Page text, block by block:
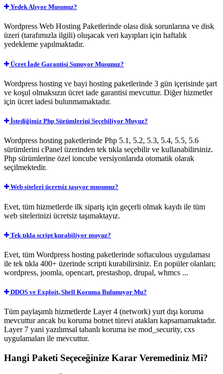
Yedek Alıyor Musunuz?
Wordpress Web Hosting Paketlerinde olası disk sorunlarına ve disk
üzeri (tarafımızla ilgili) oluşacak veri kayıpları için haftalık
yedekleme yapılmaktadır.
Ücret İade Garantisi Sunuyor Musunuz?
Wordpress hosting ve bayi hosting paketlerinde 3 gün içerisinde şart
ve koşul olmaksızın ücret iade garantisi mevcuttur. Diğer hizmetler
için ücret iadesi bulunmamaktadır.
İstediğimiz Php Sürümlerini Seçebiliyor Muyuz?
Wordpress hosting paketlerinde Php 5.1, 5.2, 5.3, 5.4, 5.5, 5.6
sürümlerini cPanel üzerinden tek tıkla seçebilir ve kullanabilirsiniz.
Php sürümlerine özel ioncube versiyonlarıda otomatik olarak
seçilmektedir.
Web siteleri ücretsiz taşıyor musunuz?
Evet, tüm hizmetlerde ilk sipariş için geçerli olmak kaydı ile tüm
web sitelerinizi ücretsiz taşımaktayız.
Tek tıkla script kurabiliyor muyuz?
Evet, tüm Wordpress hosting paketlerinde softaculous uygulaması
ile tek tıkla 400+ üzerinde scripti kurabilirsiniz. En popüler olanları;
wordpress, joomla, opencart, prestashop, drupal, whmcs ...
DDOS ve Exploit, Shell Koruma Bulunuyor Mu?
Tüm paylaşımlı hizmetlerde Layer 4 (network) yurt dışı koruma
mevcuttur ancak bu koruma botnet türevi atakları kapsamamaktadır.
Layer 7 yani yazılımsal tabanlı koruma ise mod_security, cxs
uygulamaları ile mevcuttur.
Hangi Paketi Seçeceğinize Karar Veremediniz Mi?